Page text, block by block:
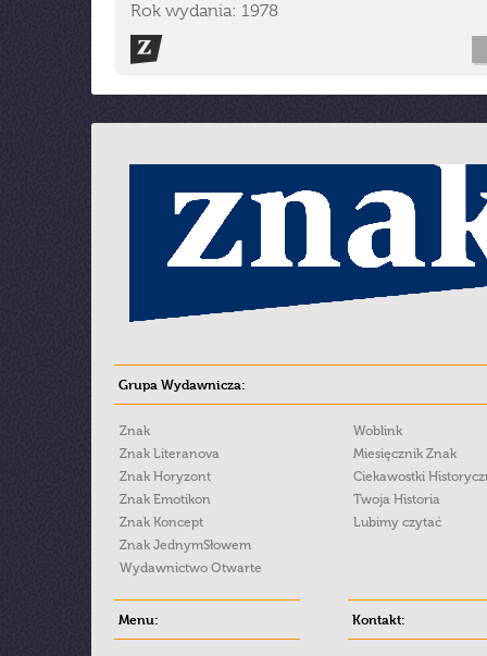
Rok wydania: 1978
Grupa Wydawnicza:
Znak
Znak Literanova
Znak Horyzont
Znak Emotikon
Znak Koncept
Znak JednymSłowem
Wydawnictwo Otwarte
Woblink
Miesięcznik Znak
Ciekawostki
Twoja Historia
Lubimy czytać
Menu: Kontakt: